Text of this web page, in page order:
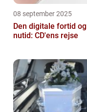
08 september 2025
Den digitale fortid og
nutid: CD'ens rejse